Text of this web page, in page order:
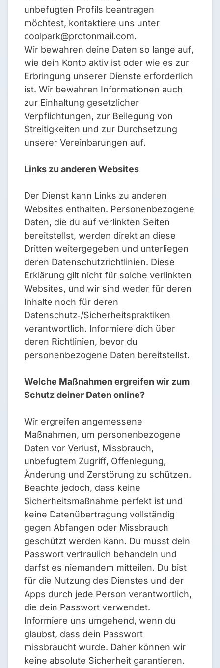
unbefugten Profils beantragen
möchtest, kontaktiere uns unter
coolpark@protonmail.com.
Wir bewahren deine Daten so lange auf,
wie dein Konto aktiv ist oder wie es zur
Erbringung unserer Dienste erforderlich
ist. Wir bewahren Informationen auch
zur Einhaltung gesetzlicher
Verpflichtungen, zur Beilegung von
Streitigkeiten und zur Durchsetzung
unserer Vereinbarungen auf.
Links zu anderen Websites
Der Dienst kann Links zu anderen
Websites enthalten. Personenbezogene
Daten, die du auf verlinkten Seiten
bereitstellst, werden direkt an diese
Dritten weitergegeben und unterliegen
deren Datenschutzrichtlinien. Diese
Erklärung gilt nicht für solche verlinkten
Websites, und wir sind weder für deren
Inhalte noch für deren
Datenschutz‑/Sicherheitspraktiken
verantwortlich. Informiere dich über
deren Richtlinien, bevor du
personenbezogene Daten bereitstellst.
Welche Maßnahmen ergreifen wir zum
Schutz deiner Daten online?
Wir ergreifen angemessene
Maßnahmen, um personenbezogene
Daten vor Verlust, Missbrauch,
unbefugtem Zugriff, Offenlegung,
Änderung und Zerstörung zu schützen.
Beachte jedoch, dass keine
Sicherheitsmaßnahme perfekt ist und
keine Datenübertragung vollständig
gegen Abfangen oder Missbrauch
geschützt werden kann. Du musst dein
Passwort vertraulich behandeln und
darfst es niemandem mitteilen. Du bist
für die Nutzung des Dienstes und der
Apps durch jede Person verantwortlich,
die dein Passwort verwendet.
Informiere uns umgehend, wenn du
glaubst, dass dein Passwort
missbraucht wurde. Daher können wir
keine absolute Sicherheit garantieren.